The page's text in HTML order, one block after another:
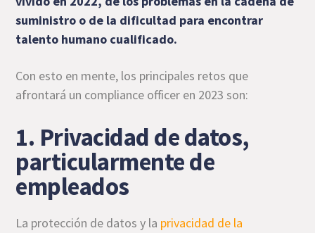
suministro o de la dificultad para encontrar
talento humano cualificado.
Con esto en mente, los principales retos que
afrontará un compliance officer en 2023 son:
1. Privacidad de datos,
particularmente de
empleados
La protección de datos y la privacidad de la